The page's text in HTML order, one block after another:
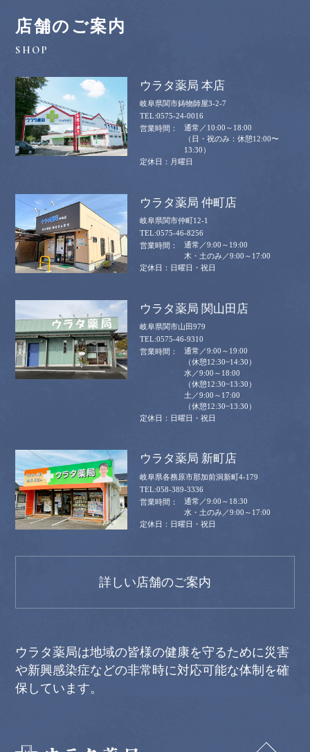
店舗のご案内
ウラタ薬局 本店
岐阜県関市鋳物師屋3-2-7
0575-24-0016
通常／10:00～18:00
（日・祝のみ：休憩12:00〜
13:30）
月曜日
ウラタ薬局 仲町店
岐阜県関市仲町12-1
0575-46-8256
通常／9:00～19:00
木・土のみ／9:00～17:00
日曜日・祝日
ウラタ薬局 関山田店
岐阜県関市山田979
0575-46-9310
通常／9:00～19:00
（休憩12:30~14:30）
水／9:00～18:00
（休憩12:30~13:30）
土／9:00～17:00
（休憩12:30~13:30）
日曜日・祝日
ウラタ薬局 新町店
岐阜県各務原市那加前洞新町4-179
058-389-3336
通常／9:00～18:30
水・土のみ／9:00～17:00
日曜日・祝日
詳しい店舗のご案内
ウラタ薬局は地域の皆様の健康を守るために災害
や新興感染症などの非常時に対応可能な体制を確
保しています。